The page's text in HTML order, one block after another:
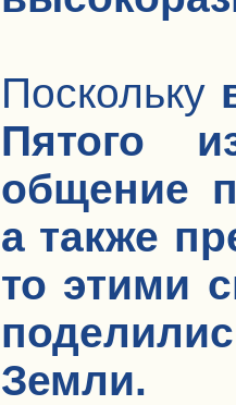
Поскольку
Пятого
общение
а также
то этими
Земли.